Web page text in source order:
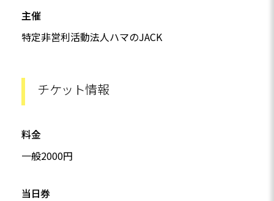
主催
特定非営利活動法人ハマのJACK
チケット情報
料金
一般2000円
当日券